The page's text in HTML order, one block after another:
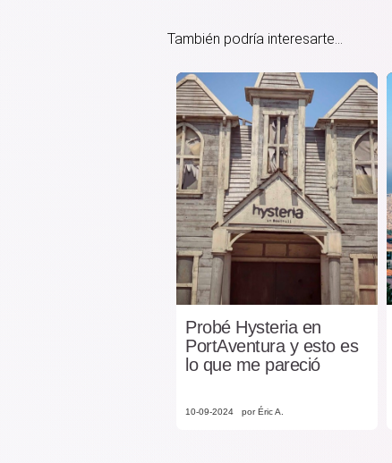
También podría interesarte...
Probé Hysteria en
PortAventura y esto es
lo que me pareció
10-09-2024 por Éric A.